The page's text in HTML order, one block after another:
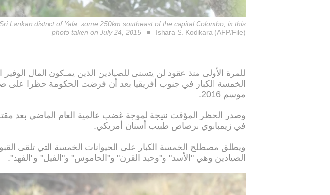
Lankan district of Yala, some 250km southeast of the capital Colombo, in this
photo taken on July 24, 2015
Ishara S. Kodikara (AFP/File)
للمرة الأولى منذ عقود لن يتسنى للصيادين الذين يملكون المال الوفير
الخمسة الكبار في جنوب أفريقيا بعد أن فرضت الحكومة حظرا على
موسم 2016.
وصدر الحظر المؤقت نتيجة لموجة غضب عالمية العام الماضي بعد
في زيمبابوي برصاص طبيب أسنان أمريكي.
ويطلق مصطلح الخمسة الكبار على الحيوانات الخمسة التي تلقى
الصيادين وهي "الأسد" و"وحيد القرن" و"الجاموس" و"الفيل" و"الفهد".